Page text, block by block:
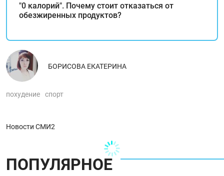
"0 калорий". Почему стоит отказаться от
обезжиренных продуктов?
БОРИСОВА ЕКАТЕРИНА
похудение спорт
Новости СМИ2
ПОПУЛЯРНОЕ